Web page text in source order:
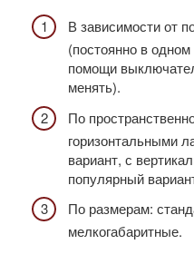
В зависимости от
(постоянно в
помощи
менять).
По
горизонтальными
вариант, с
популярный
По размерам:
мелкогабаритные.